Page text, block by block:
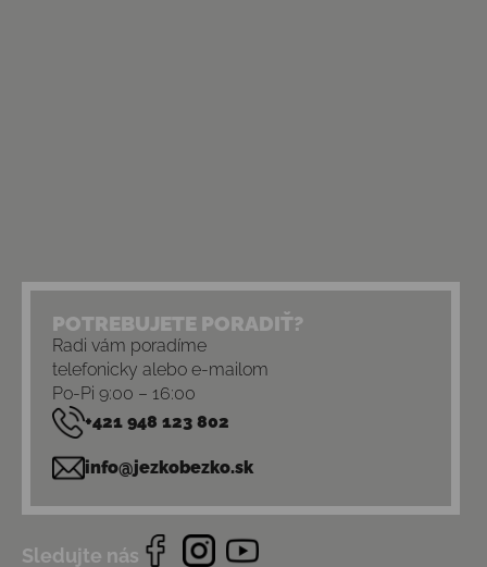
POTREBUJETE PORADIŤ?
Radi vám poradíme
telefonicky alebo e-mailom
Po-Pi 9:00 – 16:00
+421 948 123 802
info@jezkobezko.sk
Sledujte nás